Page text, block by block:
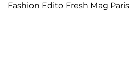
Fashion Edito Fresh Mag Paris